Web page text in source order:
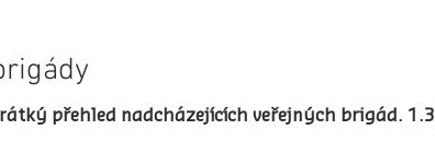
nadcházejících veřejných brigád. 1.3. neděle Úštěk